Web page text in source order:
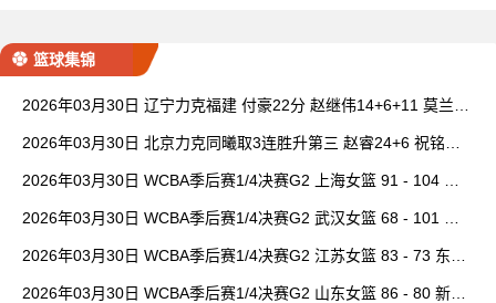
篮球集锦
2026年03月30日 辽宁力克福建 付豪22分 赵继伟14+6+11 莫兰德
2026年03月30日 北京力克同曦取3连胜升第三 赵睿24+6 祝铭震1
2026年03月30日 WCBA季后赛1/4决赛G2 上海女篮 91 - 104 四
2026年03月30日 WCBA季后赛1/4决赛G2 武汉女篮 68 - 101 山
2026年03月30日 WCBA季后赛1/4决赛G2 江苏女篮 83 - 73 东莞
2026年03月30日 WCBA季后赛1/4决赛G2 山东女篮 86 - 80 新疆